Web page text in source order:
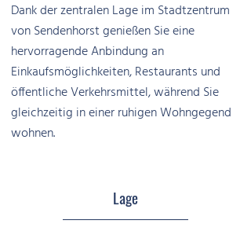
Dank der zentralen Lage im Stadtzentrum
von Sendenhorst genießen Sie eine
hervorragende Anbindung an
Einkaufsmöglichkeiten, Restaurants und
öffentliche Verkehrsmittel, während Sie
gleichzeitig in einer ruhigen Wohngegend
wohnen.
Lage